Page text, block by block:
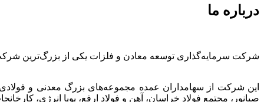
درباره ما
شرکت سرمایه‌گذاری توسعه معادن و فلزات یکی از بزرگ‌ترین
این شرکت از سهامداران عمده مجموعه‌های بزرگ معدنی و
صبانور، مجتمع فولاد خراسان، آهن و فولاد ارفع، پویا انرژی،